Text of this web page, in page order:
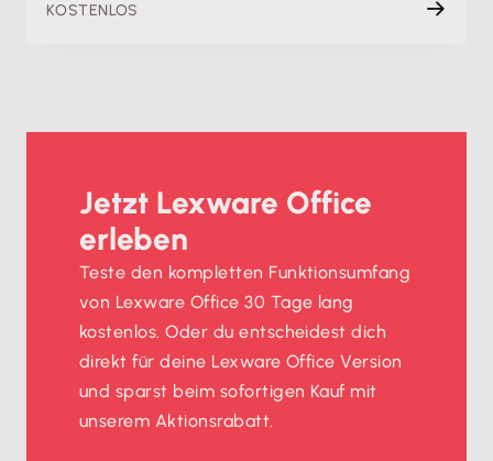
KOSTENLOS
Jetzt Lexware Office
erleben
Teste den kompletten Funktionsumfang
von Lexware Office 30 Tage lang
kostenlos. Oder du entscheidest dich
direkt für deine Lexware Office Version
und sparst beim sofortigen Kauf mit
unserem Aktionsrabatt.